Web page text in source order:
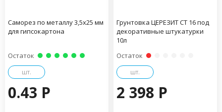
Саморез по металлу 3,5х25 мм
для гипсокартона
Остаток
шт.
0.43 P
Грунтовка ЦЕРЕЗИТ СТ 16 под
декоративные штукатурки
10л
Остаток
шт.
2 398 P